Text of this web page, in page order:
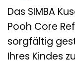
Das SIMBA
Pooh Core
sorgfältig
Ihres Kindes